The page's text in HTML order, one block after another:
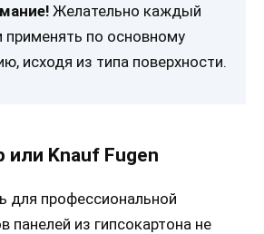
Желательно каждый
применять по основному
исходя из типа поверхности.
Knauf Fugen
для профессиональной
панелей из гипсокартона не